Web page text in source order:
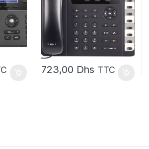
723,00 Dhs TTC